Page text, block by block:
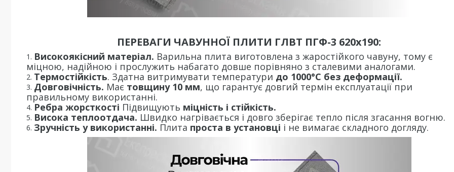
ПЕРЕВАГИ ЧАВУННОЇ ПЛИТИ ГЛВТ ПГФ-3 620х190:
Високоякісний матеріал. Варильна плита виготовлена з жаростійкого чавуну, тому є
міцною, надійною і прослужить набагато довше порівняно з сталевими аналогами.
Термостійкість. Здатна витримувати температури до 1000°C без деформації.
Довговічність. Має товщину 10 мм, що гарантує довгий термін експлуатації при
правильному використанні.
Ребра жорсткості Підвищують міцність і стійкість.
Висока теплоотдача. Швидко нагрівається і довго зберігає тепло після згасання вогню.
Зручність у використанні. Плита проста в установці і не вимагає складного догляду.